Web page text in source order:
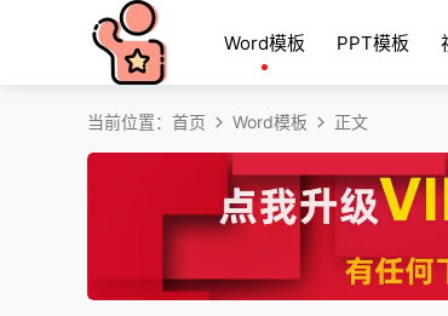
Word模板 PPT模板
当前位置： 首页 Word模板 正文